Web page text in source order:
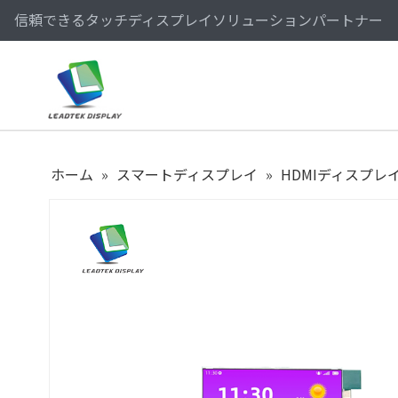
信頼できるタッチディスプレイソリューションパートナー
ホーム » スマートディスプレイ » HDMIディスプレ